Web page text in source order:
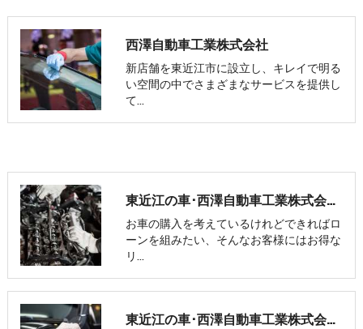
西澤自動車工業株式会社
新店舗を東近江市に設立し、キレイで明る
い空間の中でさまざまなサービスを提供し
て…
東近江の車･西澤自動車工業株式会社のお客様の声
お車の購入を考えているけれどできればロ
ーンを組みたい、そんなお客様にはお得な
リ…
東近江の車･西澤自動車工業株式会社の評判